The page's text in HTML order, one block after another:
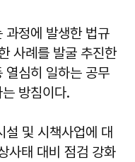
과정에 발생한 법규
사례를 발굴 추진한
열심히 일하는 공무
방침이다.
및 시책사업에 대
사태 대비 점검 강화